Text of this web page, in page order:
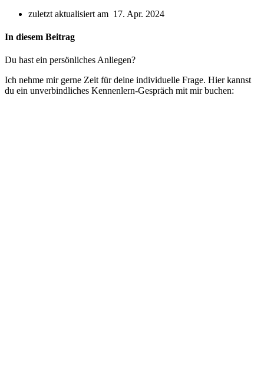
zuletzt aktualisiert am 17. Apr. 2024
In diesem Beitrag
Du hast ein persönliches Anliegen?
Ich nehme mir gerne Zeit für deine individuelle Frage. Hier kannst
du ein unverbindliches Kennenlern-Gespräch mit mir buchen: